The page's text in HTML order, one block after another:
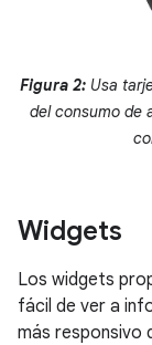
Figura 2: Usa
del consumo de
Widgets
Los widgets
fácil de ver a
más responsivo